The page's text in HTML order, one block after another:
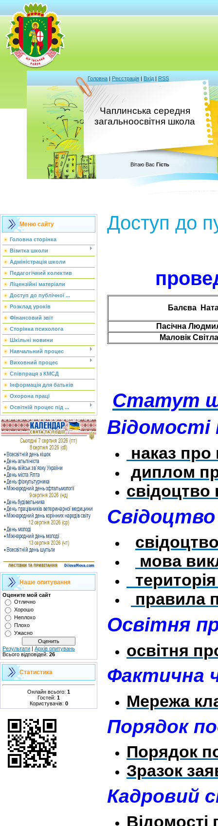
Головна | Реєстрація | Вхід | RSS
Чаплинська середня
загальноосвітня школа
Вітаю Вас Гість
Меню сайту
Головна сторінка
Візитка школи
Адміністрація школи
Педагогічний колектив
Ліцензійні матеріали
Доступ до публічної ...
Розклад уроків
Фінансовий звіт
Сторінка психолога
Шкільні новини
Навчальний процес
Виховний процес
Співпраця з КМСД
Інформація для батьків
Охорона праці
Освітній процес під ...
Наше опитування
Оцените мой сайт
Отлично
Хорошо
Неплохо
Плохо
Ужасно
Результати | Архів опитувань
Всього відповідей: 26
Статистика
Онлайн всього: 1
Гостей: 1
Користувачів: 0
Доступ до
Балєва
Пасічна
Маловік
Статут
Відомості
наказ про
диплом
свідоцтво
мова
правила
Освітня
освітня
Фактична
Мережа
Порядок
Порядок
Зразок
Кадровий